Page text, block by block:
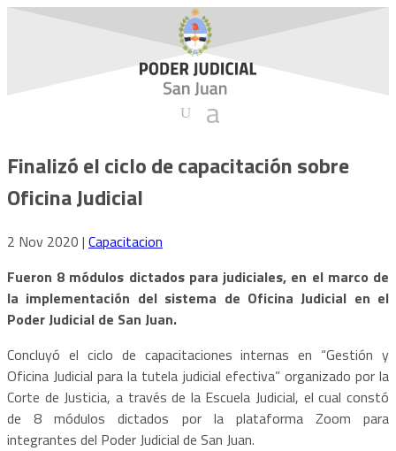
Finalizó el ciclo de capacitación sobre
Oficina Judicial
2 Nov 2020 | Capacitacion
Fueron 8 módulos dictados para judiciales, en el marco de
la implementación del sistema de Oficina Judicial en el
Poder Judicial de San Juan.
Concluyó el ciclo de capacitaciones internas en “Gestión y
Oficina Judicial para la tutela judicial efectiva” organizado por la
Corte de Justicia, a través de la Escuela Judicial, el cual constó
de 8 módulos dictados por la plataforma Zoom para
integrantes del Poder Judicial de San Juan.